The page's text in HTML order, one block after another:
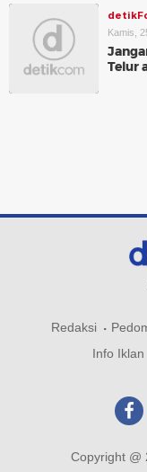
Kamis,
Telur
Redaksi
Info Iklan
Copyright @